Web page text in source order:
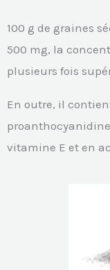
100 g de graines
500 mg, la
plusieurs fois
En outre, il
vitamine E et en